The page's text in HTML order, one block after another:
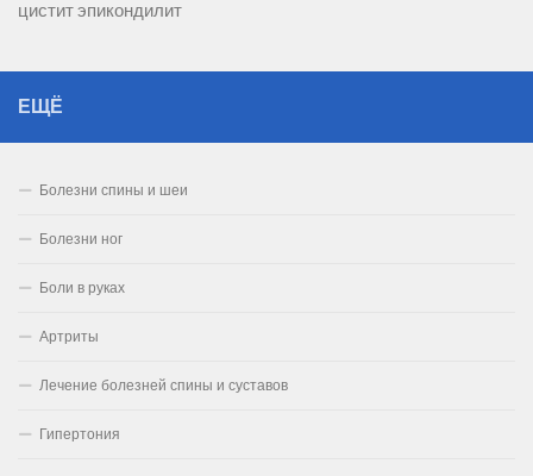
циститэпикондилит
ЕЩЁ
Болезни спины и шеи
Болезни ног
Боли в руках
Артриты
Лечение болезней спины и суставов
Гипертония